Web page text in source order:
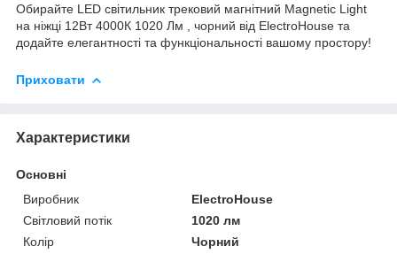
Обирайте LED світильник трековий магнітний Magnetic Light
на ніжці 12Вт 4000К 1020 Лм , чорний від ElectroHouse та
додайте елегантності та функціональності вашому простору!
Приховати
Характеристики
Основні
Виробник
ElectroHouse
Світловий потік
1020 лм
Колір
Чорний